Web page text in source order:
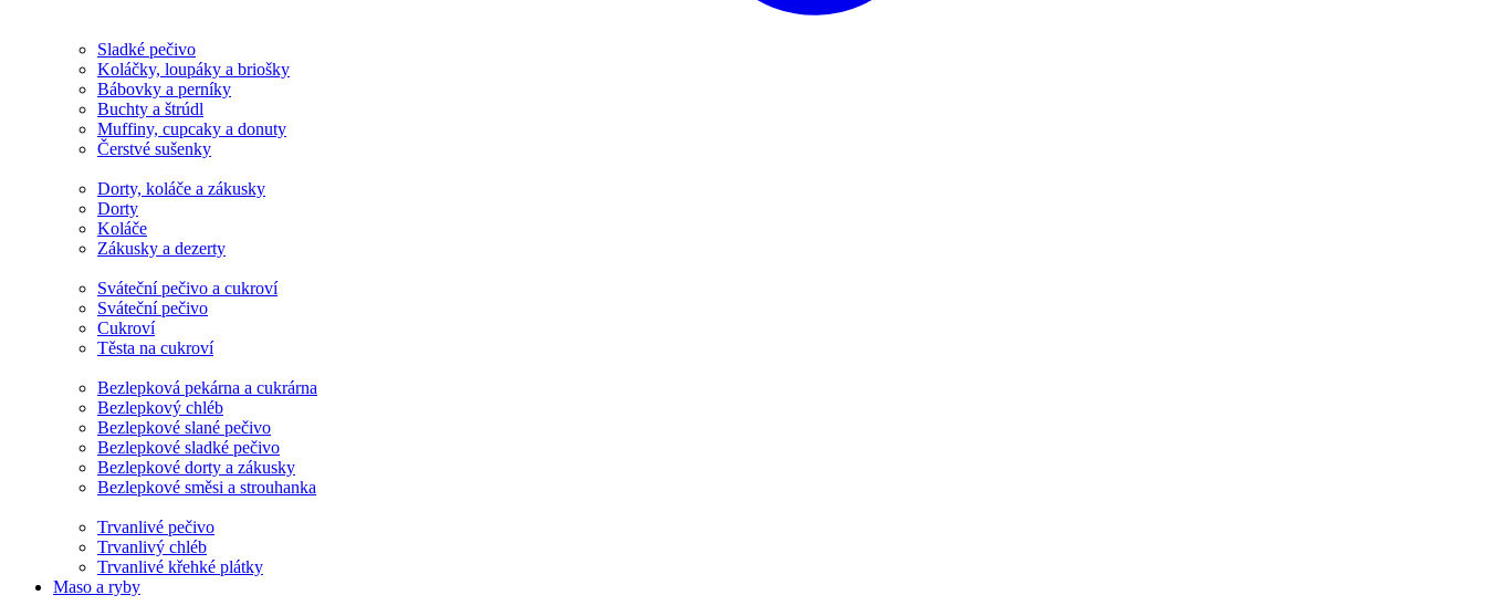
Sladké pečivo
Koláčky, loupáky a briošky
Bábovky a perníky
Buchty a štrúdl
Muffiny, cupcaky a donuty
Čerstvé sušenky
Dorty, koláče a zákusky
Dorty
Koláče
Zákusky a dezerty
Sváteční pečivo a cukroví
Sváteční pečivo
Cukroví
Těsta na cukroví
Bezlepková pekárna a cukrárna
Bezlepkový chléb
Bezlepkové slané pečivo
Bezlepkové sladké pečivo
Bezlepkové dorty a zákusky
Bezlepkové směsi a strouhanka
Trvanlivé pečivo
Trvanlivý chléb
Trvanlivé křehké plátky
Maso a ryby